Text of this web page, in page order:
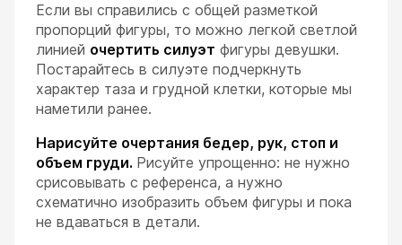
Если вы справились с общей разметкой
пропорций фигуры, то можно легкой светлой
линией очертить силуэт фигуры девушки.
Постарайтесь в силуэте подчеркнуть
характер таза и грудной клетки, которые мы
наметили ранее.
Нарисуйте очертания бедер, рук, стоп и
объем груди. Рисуйте упрощенно: не нужно
срисовывать с референса, а нужно
схематично изобразить объем фигуры и пока
не вдаваться в детали.